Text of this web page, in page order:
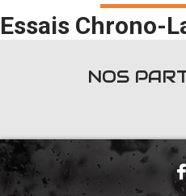
RÉSULTATS
Essais Chrono-
NOS